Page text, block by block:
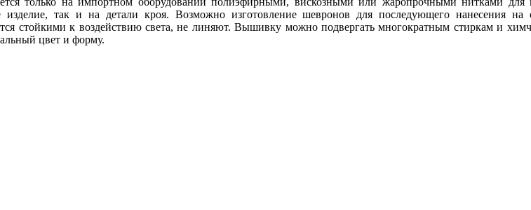
изделие, так и на детали кроя. Возможно изготовление шевронов для последующего нанесения на
стойкими к воздействию света, не линяют. Вышивку можно подвергать многократным стиркам и
цвет и форму.